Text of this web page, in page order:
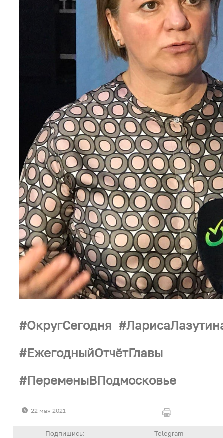
ОкругСегодня
ЕжегодныйОтчётГлавы
ПеременыВПодмосковье
22 мая 2021